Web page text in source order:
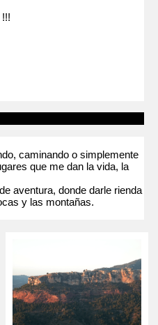
caminando o simplemente
que me dan la vida, la
aventura, donde darle rienda
y las montañas.